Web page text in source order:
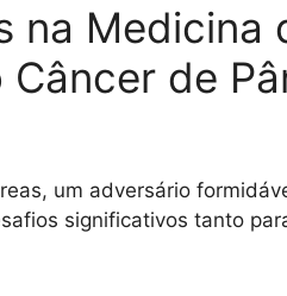
na Medicina
Câncer de
um adversário
significativos tanto